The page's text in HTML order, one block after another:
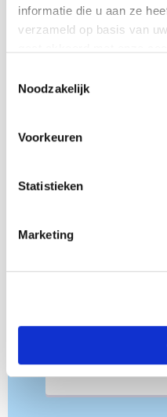
informatie die u aan ze
verzameld op basis van
Noodzakelijk
Voorkeuren
Statistieken
Marketing
"*" geeft vereiste
Wachtwoord